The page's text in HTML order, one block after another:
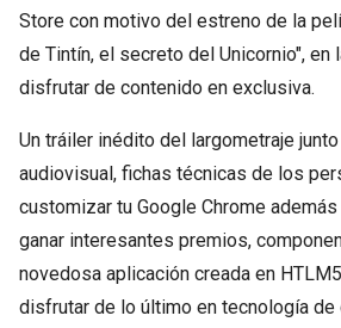
Store con motivo del estreno de la
de Tintín, el secreto del Unicornio", en
disfrutar de contenido en exclusiva.
Un tráiler inédito del largometraje
audiovisual, fichas técnicas de los
customizar tu Google Chrome
ganar interesantes premios,
novedosa aplicación creada en
disfrutar de lo último en tecnología